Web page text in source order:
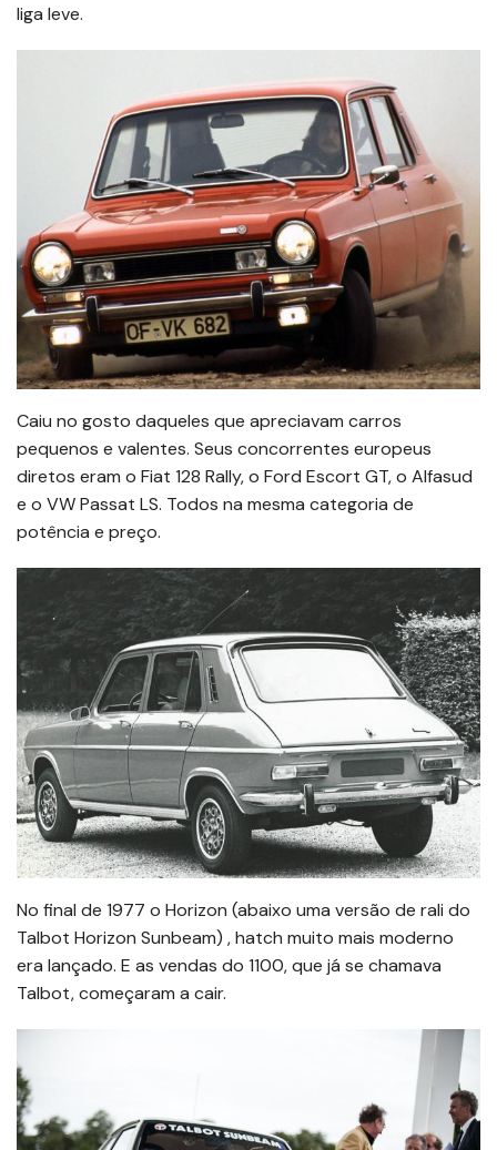
liga leve.
Caiu no gosto daqueles que apreciavam carros
pequenos e valentes. Seus concorrentes europeus
diretos eram o Fiat 128 Rally, o Ford Escort GT, o Alfasud
e o VW Passat LS. Todos na mesma categoria de
potência e preço.
No final de 1977 o Horizon (abaixo uma versão de rali do
Talbot Horizon Sunbeam) , hatch muito mais moderno
era lançado. E as vendas do 1100, que já se chamava
Talbot, começaram a cair.